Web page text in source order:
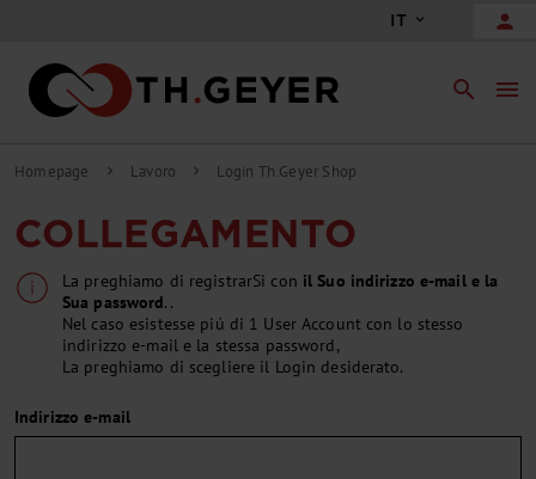
IT person
search menu
Homepage chevron_right Lavoro chevron_right Login Th.Geyer Shop
COLLEGAMENTO
La preghiamo di registrarSi con il Suo indirizzo e-mail e la
Sua password..
Nel caso esistesse piú di 1 User Account con lo stesso
indirizzo e-mail e la stessa password,
La preghiamo di scegliere il Login desiderato.
Indirizzo e-mail